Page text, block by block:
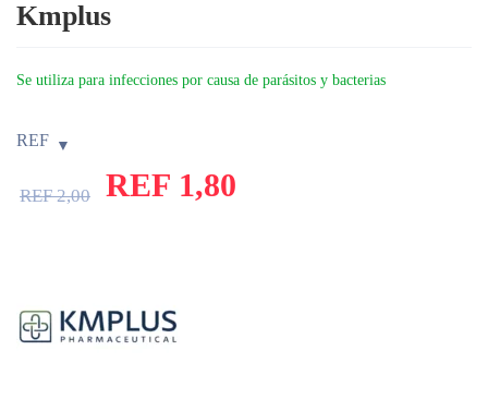
Kmplus
Se utiliza para infecciones por causa de parásitos y bacterias
REF
REF2,00 REF 1,80